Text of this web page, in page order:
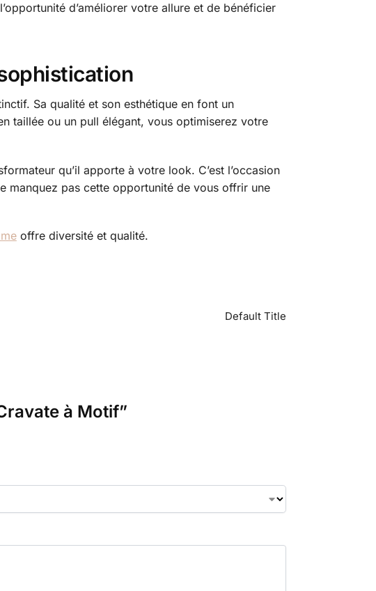
d’améliorer votre allure et de bénéficier
Sa qualité et son esthétique en font un
taillée ou un pull élégant, vous optimiserez votre
qu’il apporte à votre look. C’est l’occasion
manquez pas cette opportunité de vous offrir une
offre diversité et qualité.
Default Title
à Motif”